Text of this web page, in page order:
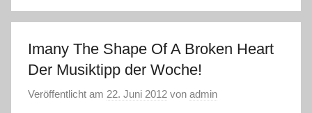
Imany The Shape Of A Broken Heart
Der Musiktipp der Woche!
Veröffentlicht am 22. Juni 2012 von admin